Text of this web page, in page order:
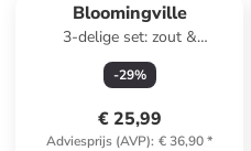
Bloomingville
3-delige set: zout &
peperstrooier "Bea"
crème/bruin - (H)11 cm
-29%
€ 25,99
Adviesprijs (AVP): € 36,90*